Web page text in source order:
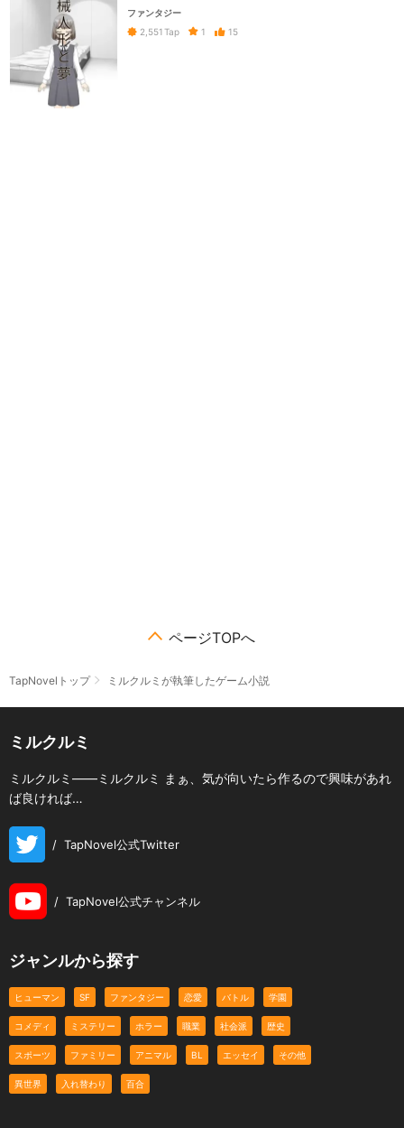
ファンタジー
2,551 Tap 1 15
ページTOPへ
TapNovelトップ ミルクルミが執筆したゲーム小説
ミルクルミ
ミルクルミ――ミルクルミ まぁ、気が向いたら作るので興味があれ
ば良ければ…
/ TapNovel公式Twitter
/ TapNovel公式チャンネル
ジャンルから探す
ヒューマン SF ファンタジー 恋愛 バトル 学園
コメディ ミステリー ホラー 職業 社会派 歴史
スポーツ ファミリー アニマル BL エッセイ その他
異世界 入れ替わり 百合